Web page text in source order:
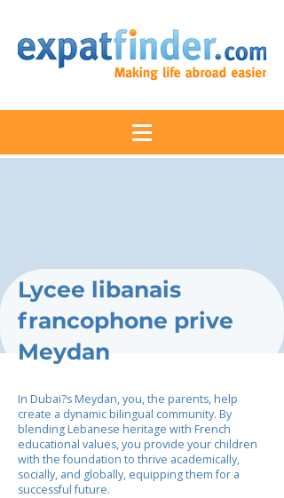
Lycee libanais
francophone prive
Meydan
In Dubai?s Meydan, you, the parents, help
create a dynamic bilingual community. By
blending Lebanese heritage with French
educational values, you provide your children
with the foundation to thrive academically,
socially, and globally, equipping them for a
successful future.